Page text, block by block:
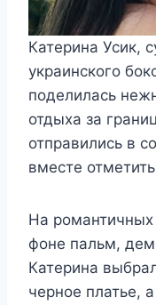
Катерина Усик,
украинского
поделилась
отдыха за
отправились в
вместе
На романтичных
фоне пальм,
Катерина
черное платье,